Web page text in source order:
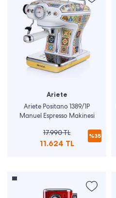
Ariete
Ariete Positano 1389/1P
Manuel Espresso Makinesi
17.990 TL
11.624 TL
%35